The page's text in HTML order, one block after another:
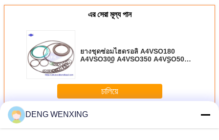
এর সেরা মূল্য পান
ยางชุดซ่อมไฮดรอลิ A4VSO180
A4VSO300 A4VSO350 A4VSO500
চালিয়ে
มากกว่า ชุดซีลปั๊มไฮโดรลิค
DENG WENXING